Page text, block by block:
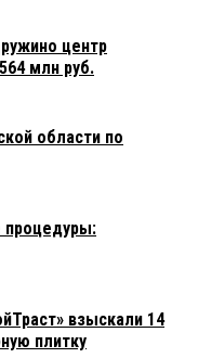
центр
млн руб.
области по
процедуры:
взыскали 14
плитку